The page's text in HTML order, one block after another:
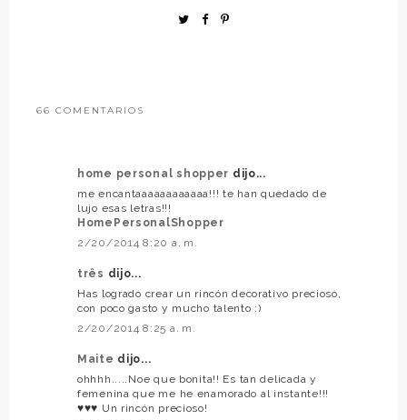
66 COMENTARIOS
home personal shopper dijo...
me encantaaaaaaaaaaaa!!! te han quedado de
lujo esas letras!!!
HomePersonalShopper
2/20/2014 8:20 a. m.
três dijo...
Has logrado crear un rincón decorativo precioso,
con poco gasto y mucho talento :)
2/20/2014 8:25 a. m.
Maite dijo...
ohhhh.....Noe que bonita!! Es tan delicada y
femenina que me he enamorado al instante!!!
♥♥♥ Un rincón precioso!